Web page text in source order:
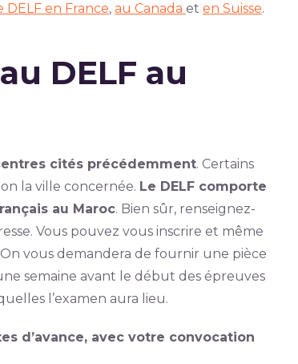
DELF en France, au Canada et en Suisse.
DELF au
cités précédemment. Certains
la ville concernée. Le DELF comporte
au Maroc. Bien sûr, renseignez-
Vous pouvez vous inscrire et même
vous demandera de fournir une pièce
semaine avant le début des épreuves
l’examen aura lieu.
d’avance, avec votre convocation